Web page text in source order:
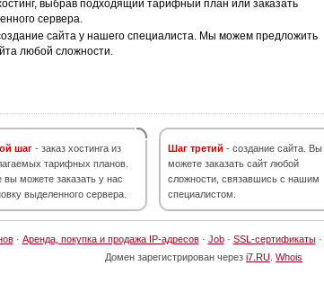
выбрав подходящий тарифный план или заказать
сервера.
сайта у нашего специалиста. Мы можем предложить
любой сложности.
шаг - заказ хостинга из
тарифных планов.
вы можете заказать у нас
выделенного сервера.
Шаг третий - создание сайта. Вы
можете заказать сайт любой
сложности, связавшись с нашим
специалистом.
· Аренда, покупка и продажа IP-адресов· Job· SSL-сертификаты·
Домен зарегистрирован через i7.RU Whois